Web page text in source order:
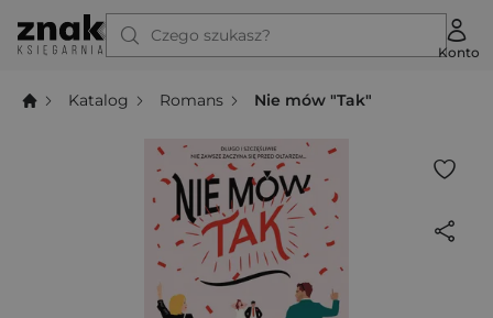
Czego szukasz?
Konto
Katalog Romans Nie mów "Tak"